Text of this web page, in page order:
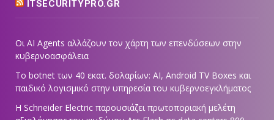
ITSECURITYPRO.GR
Οι AI Agents αλλάζουν τον χάρτη των επενδύσεων στην
κυβερνοασφάλεια
Το botnet των 40 εκατ. δολαρίων: AI, Android TV Boxes και
παιδικό λογισμικό στην υπηρεσία του κυβερνοεγκλήματος
Η Schneider Electric παρουσιάζει πρωτοποριακή μελέτη